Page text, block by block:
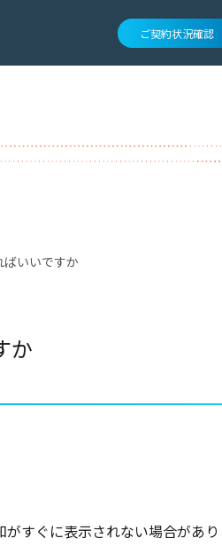
ご契約状況確認
いいですか
か
すぐに表示されない場合があり